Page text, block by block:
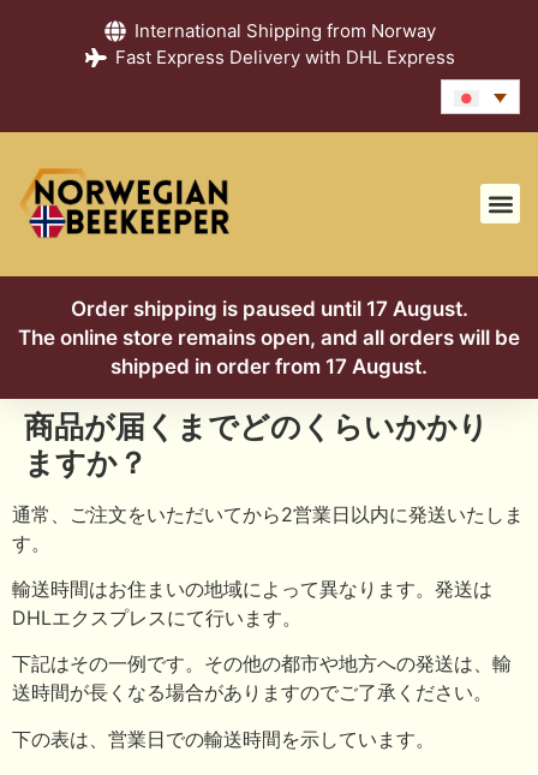
International Shipping from Norway
Fast Express Delivery with DHL Express
Order shipping is paused until 17 August.
The online store remains open, and all orders will be
shipped in order from 17 August.
商品が届くまでどのくらいかかり
ますか？
通常、ご注文をいただいてから2営業日以内に発送いたしま
す。
輸送時間はお住まいの地域によって異なります。発送は
DHLエクスプレスにて行います。
下記はその一例です。その他の都市や地方への発送は、輸
送時間が長くなる場合がありますのでご了承ください。
下の表は、営業日での輸送時間を示しています。